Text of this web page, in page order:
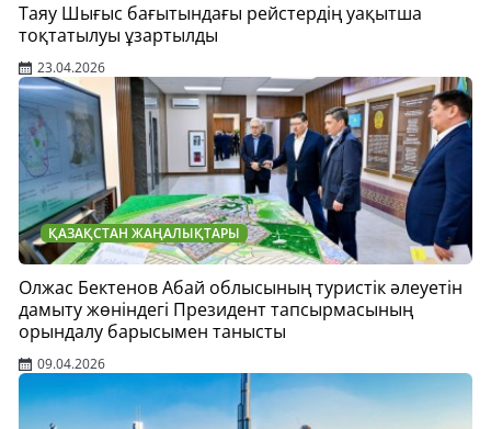
Таяу Шығыс бағытындағы рейстердің уақытша
тоқтатылуы ұзартылды
23.04.2026
ҚАЗАҚСТАН ЖАҢАЛЫҚТАРЫ
Олжас Бектенов Абай облысының туристік әлеуетін
дамыту жөніндегі Президент тапсырмасының
орындалу барысымен танысты
09.04.2026